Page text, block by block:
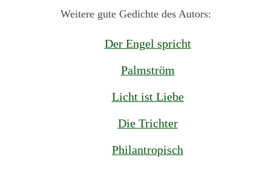
Weitere gute Gedichte des Autors:
Der Engel spricht
Palmström
Licht ist Liebe
Die Trichter
Philantropisch